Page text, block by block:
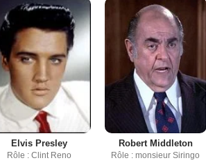
Elvis Presley
Rôle : Clint Reno
Robert Middleton
Rôle : monsieur Siringo